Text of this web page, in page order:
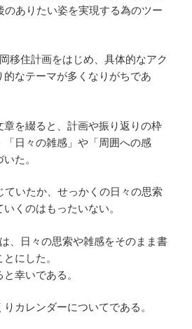
のありたい姿を実現する為のツー
移住計画をはじめ、具体的なアク
的なテーマが多くなりがちであ
章を綴ると、計画や振り返りの枠
「日々の雑感」や「周囲への感
た。
ていたか、せっかくの日々の思索
くのはもったいない。
、日々の思索や雑感をそのまま書
にした。
幸いである。
カレンダーについてである。